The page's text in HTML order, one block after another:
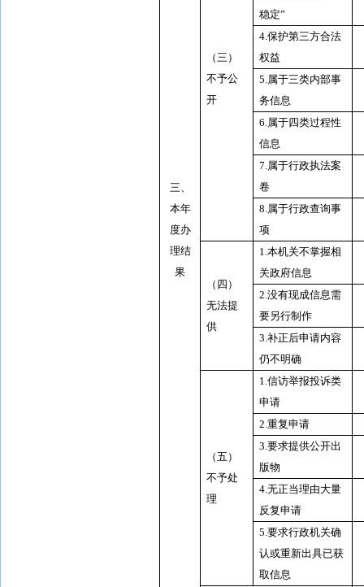
三、
本年
度办
理结
果
（三）
不予公
开
稳定”
4.保护第三方合法
权益
5.属于三类内部事
务信息
6.属于四类过程性
信息
7.属于行政执法案
卷
8.属于行政查询事
项
（四）
无法提
供
1.本机关不掌握相
关政府信息
2.没有现成信息需
要另行制作
3.补正后申请内容
仍不明确
（五）
不予处
理
1.信访举报投诉类
申请
2.重复申请
3.要求提供公开出
版物
4.无正当理由大量
反复申请
5.要求行政机关确
认或重新出具已获
取信息